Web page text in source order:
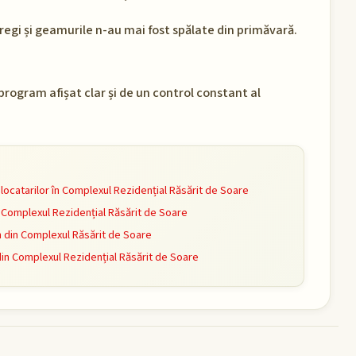
și geamurile n-au mai fost spălate din primăvară.
afișat clar și de un control constant al
în Complexul Rezidențial Răsărit de Soare
Rezidențial Răsărit de Soare
Complexul Răsărit de Soare
Complexul Rezidențial Răsărit de Soare